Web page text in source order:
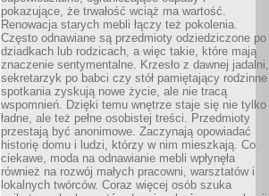
pokazujące, że trwałość wciąż ma wartość.
Renowacja starych mebli łączy też pokolenia.
Często odnawiane są przedmioty odziedziczone po
dziadkach lub rodzicach, a więc takie, które mają
znaczenie sentymentalne. Krzesło z dawnej jadalni,
sekretarzyk po babci czy stół pamiętający rodzinne
spotkania zyskują nowe życie, ale nie tracą
wspomnień. Dzięki temu wnętrze staje się nie tylko
ładne, ale też pełne osobistej treści. Przedmioty
przestają być anonimowe. Zaczynają opowiadać
historię domu i ludzi, którzy w nim mieszkają. Co
ciekawe, moda na odnawianie mebli wpłynęła
również na rozwój małych pracowni, warsztatów i
lokalnych twórców. Coraz więcej osób szuka